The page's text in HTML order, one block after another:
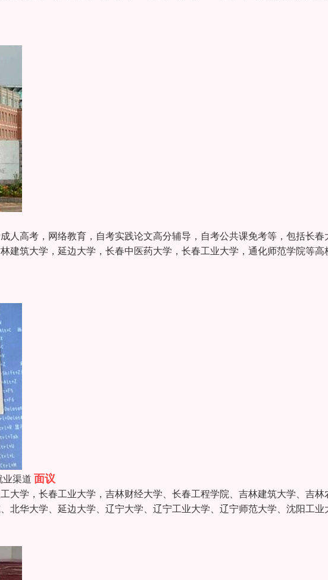
人高考，网络教育，自考实践论文高分辅导，自考公共课免考等，包括长春
建筑大学，延边大学，长春中医药大学，长春工业大学，通化师范学院等高
渠道 面议
大学，长春工业大学，吉林财经大学、长春工程学院、吉林建筑大学、吉林
北华大学、延边大学、辽宁大学、辽宁工业大学、辽宁师范大学、沈阳工业